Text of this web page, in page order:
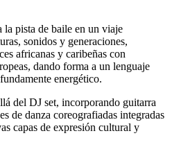
la pista de baile en un viaje
sonidos y generaciones,
africanas y caribeñas con
dando forma a un lenguaje
energético.
del DJ set, incorporando guitarra
de danza coreografiadas integradas
capas de expresión cultural y